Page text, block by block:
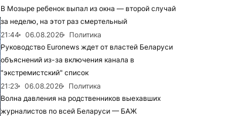
В Мозыре ребенок выпал из окна — второй случай
за неделю, на этот раз смертельный
21:44
06.08.2026
Политика
Руководство Euronews ждет от властей Беларуси
объяснений из-за включения канала в
"экстремистский" список
21:23
06.08.2026
Политика
Волна давления на родственников выехавших
журналистов по всей Беларуси — БАЖ